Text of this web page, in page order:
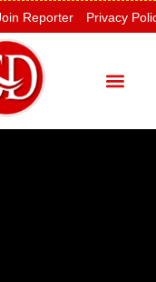
Reporter Privacy